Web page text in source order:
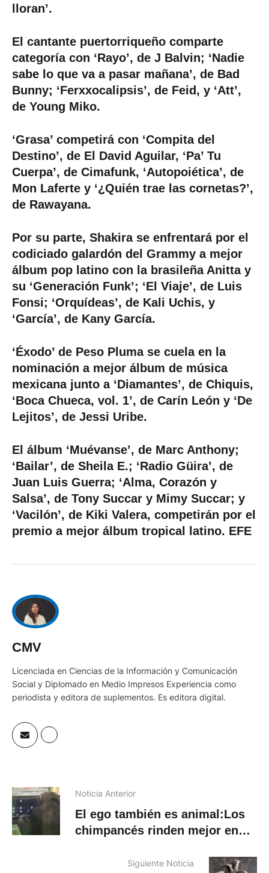
lloran’.
El cantante puertorriqueño comparte
categoría con ‘Rayo’, de J Balvin; ‘Nadie
sabe lo que va a pasar mañana’, de Bad
Bunny; ‘Ferxxocalipsis’, de Feid, y ‘Att’,
de Young Miko.
‘Grasa’ competirá con ‘Compita del
Destino’, de El David Aguilar, ‘Pa’ Tu
Cuerpa’, de Cimafunk, ‘Autopoiética’, de
Mon Laferte y ‘¿Quién trae las cornetas?’,
de Rawayana.
Por su parte, Shakira se enfrentará por el
codiciado galardón del Grammy a mejor
álbum pop latino con la brasileña Anitta y
su ‘Generación Funk’; ‘El Viaje’, de Luis
Fonsi; ‘Orquídeas’, de Kali Uchis, y
‘García’, de Kany García.
‘Éxodo’ de Peso Pluma se cuela en la
nominación a mejor álbum de música
mexicana junto a ‘Diamantes’, de Chiquis,
‘Boca Chueca, vol. 1’, de Carín León y ‘De
Lejitos’, de Jessi Uribe.
El álbum ‘Muévanse’, de Marc Anthony;
‘Bailar’, de Sheila E.; ‘Radio Güira’, de
Juan Luis Guerra; ‘Alma, Corazón y
Salsa’, de Tony Succar y Mimy Succar; y
‘Vacilón’, de Kiki Valera, competirán por el
premio a mejor álbum tropical latino. EFE
CMV
Licenciada en Ciencias de la Información y Comunicación
Social y Diplomado en Medio Impresos Experiencia como
periodista y editora de suplementos. Es editora digital.
Noticia Anterior
El ego también es animal:Los
chimpancés rinden mejor en
Siguiente Noticia